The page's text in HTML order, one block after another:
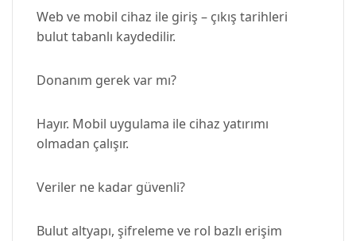
Web ve mobil cihaz ile giriş – çıkış tarihleri
bulut tabanlı kaydedilir.
Donanım gerek var mı?
Hayır. Mobil uygulama ile cihaz yatırımı
olmadan çalışır.
Veriler ne kadar güvenli?
Bulut altyapı, şifreleme ve rol bazlı erişim